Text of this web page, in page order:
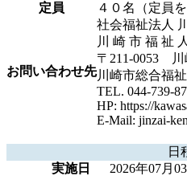
定員
４０名（定員
お問い合わせ先
社会福祉法人
川 崎 市 福 祉
〒211-0053 川
川崎市総合福
TEL. 044-739-
HP: https://
E-Mail: jinzai-
日
実施日
2026年07月